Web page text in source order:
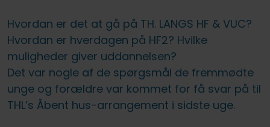
Hvordan er det at gå på TH. LANGS HF & VUC?
Hvordan er hverdagen på HF2? Hvilke
muligheder giver uddannelsen?
Det var nogle af de spørgsmål de fremmødte
unge og forældre var kommet for få svar på til
THL’s Åbent hus-arrangement i sidste uge.